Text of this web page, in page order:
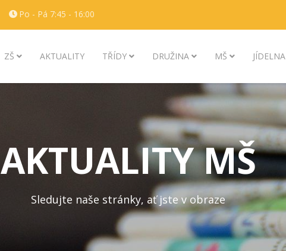
Po - Pá 7:45 - 16:00
ZŠ AKTUALITY TŘÍDY DRUŽINA MŠ JÍDELNA
AKTUALITY MŠ
Sledujte naše stránky, ať jste v obraze